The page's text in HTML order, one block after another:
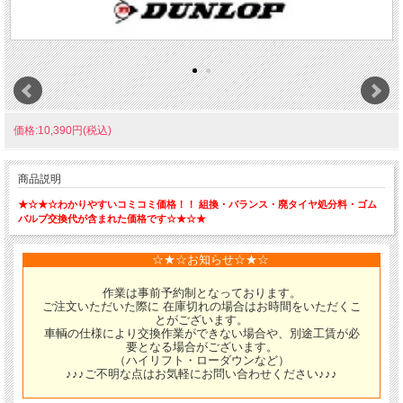
価格:10,390円(税込)
商品説明
★☆★☆わかりやすいコミコミ価格！！ 組換・バランス・廃タイヤ処分料・ゴム
バルブ交換代が含まれた価格です☆★☆★
☆★☆お知らせ☆★☆
作業は事前予約制となっております。
ご注文いただいた際に 在庫切れの場合はお時間をいただくこ
とがございます。
車輌の仕様により交換作業ができない場合や、別途工賃が必
要となる場合がございます。
（ハイリフト・ローダウンなど）
♪♪♪ご不明な点はお気軽にお問い合わせください♪♪♪